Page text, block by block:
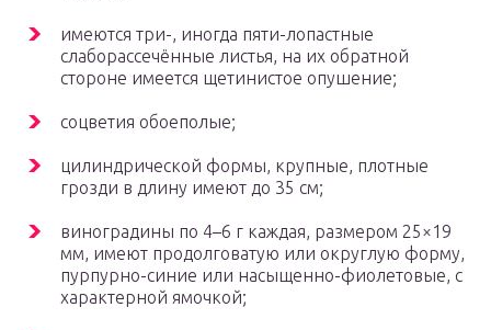
имеются три-, иногда пяти-лопастные
слаборассечённые листья, на их обратной
стороне имеется щетинистое опушение;
соцветия обоеполые;
цилиндрической формы, крупные, плотные
грозди в длину имеют до 35 см;
виноградины по 4–6 г каждая, размером 25×19
мм, имеют продолговатую или округлую форму,
пурпурно-синие или насыщенно-фиолетовые, с
характерной ямочкой;